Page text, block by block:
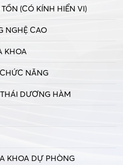
(CÓ KÍNH HIỂN VI)
NGHỆ CAO
KHOA
NĂNG
DƯƠNG HÀM
KHOA DỰ PHÒNG